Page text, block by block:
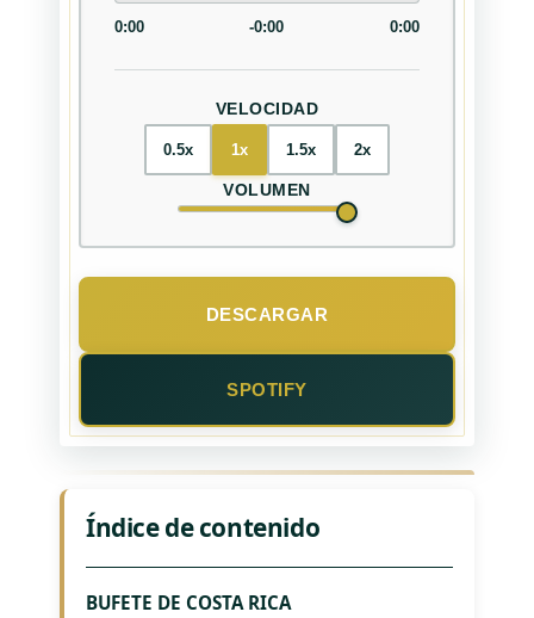
0:00 -0:00 0:00
VELOCIDAD
0.5x 1x 1.5x 2x
VOLUMEN
DESCARGAR
SPOTIFY
Índice de contenido
BUFETE DE COSTA RICA